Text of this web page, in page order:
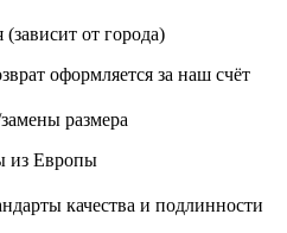
от города)
оформляется за наш счёт
размера
из Европы
качества и подлинности